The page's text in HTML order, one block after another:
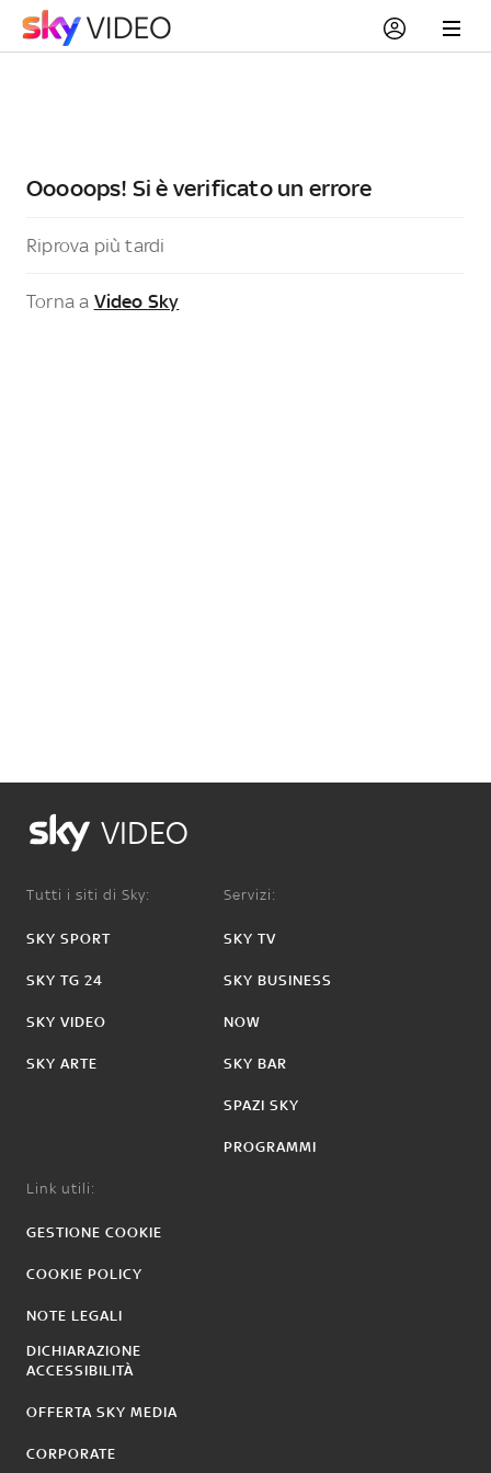
Ooooops! Si è verificato un errore
Riprova più tardi
Torna a Video Sky
VIDEO
Tutti i siti di Sky:
SKY SPORT
SKY TG 24
SKY VIDEO
SKY ARTE
Servizi:
SKY TV
SKY BUSINESS
NOW
SKY BAR
SPAZI SKY
PROGRAMMI
Link utili:
GESTIONE COOKIE
COOKIE POLICY
NOTE LEGALI
DICHIARAZIONE
ACCESSIBILITÀ
OFFERTA SKY MEDIA
CORPORATE